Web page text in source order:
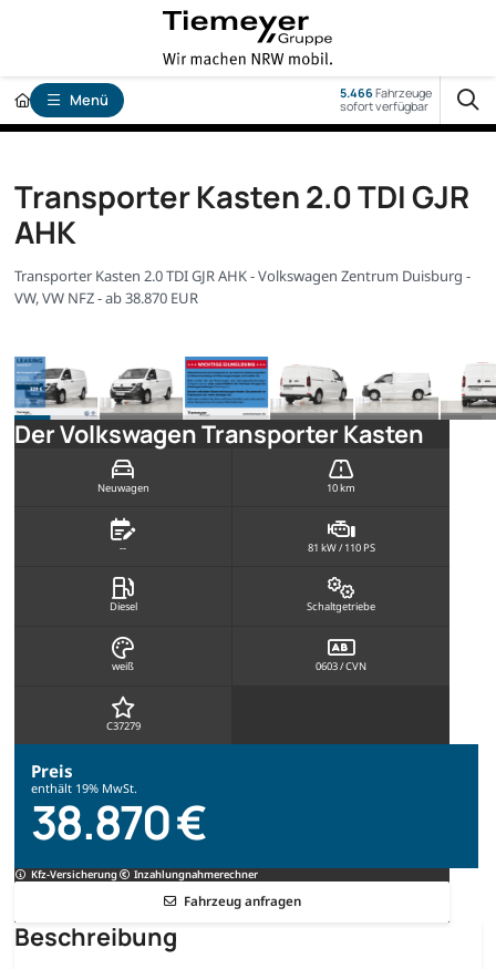
Menü 5.466Fahrzeuge
sofort verfügbar
Transporter Kasten 2.0 TDI GJR
AHK
Transporter Kasten 2.0 TDI GJR AHK - Volkswagen Zentrum Duisburg -
VW, VW NFZ - ab 38.870 EUR
Der Volkswagen Transporter Kasten
Neuwagen 10 km
-- 81 kW / 110 PS
Diesel Schaltgetriebe
weiß 0603 / CVN
C37279
Preis
enthält 19% MwSt.
38.870 €
Kfz-Versicherung Inzahlungnahmerechner
Fahrzeug anfragen
Beschreibung